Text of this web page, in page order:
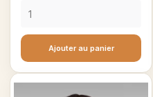
Ajouter au panier